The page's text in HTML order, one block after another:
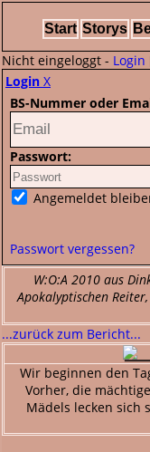
Start Storys
Nicht eingeloggt - Login
Login X
BS-Nummer oder
Passwort:
Angemeldet
Passwort vergessen?
W:O:A 2010 aus
Apokalyptischen
...zurück zum Bericht...
Wir beginnen den
Vorher, die
Mädels lecken sich